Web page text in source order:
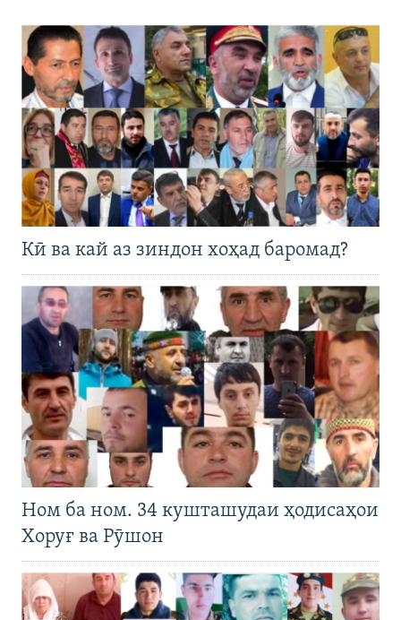
Кӣ ва кай аз зиндон хоҳад баромад?
Ном ба ном. 34 кушташудаи ҳодисаҳои
Хоруғ ва Рӯшон